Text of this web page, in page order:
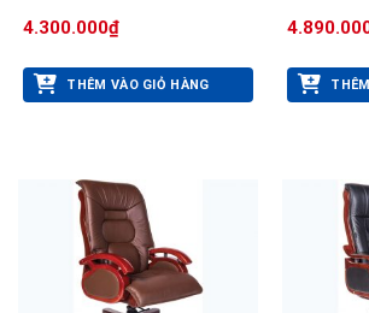
4.300.000₫
THÊM VÀO GIỎ HÀNG